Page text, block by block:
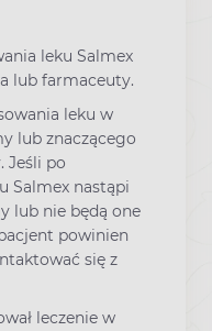
leku Salmex
lub farmaceuty.
leku w
lub znaczącego
Jeśli po
Salmex nastąpi
lub nie będą one
powinien
się z
leczenie w